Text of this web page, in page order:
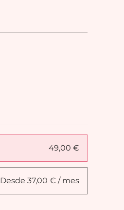
49,00 €
Desde 37,00 € / mes